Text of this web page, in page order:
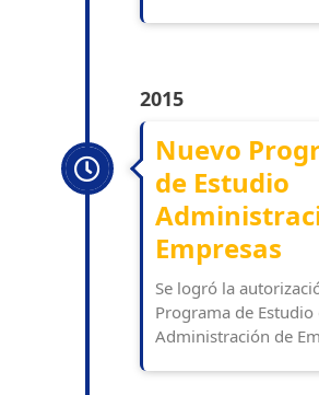
2015
Nuevo
de Estudio
Empresas
Se logró la
Programa de Estudio
Administración de